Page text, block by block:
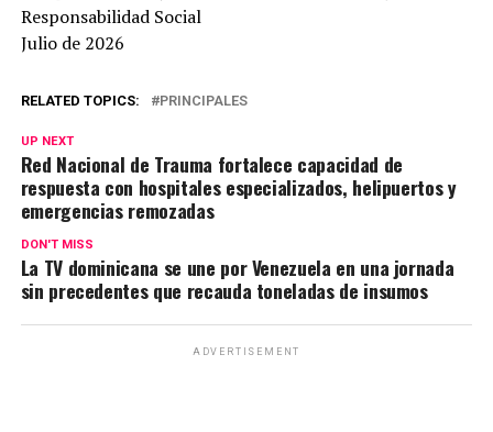
Responsabilidad Social
Julio de 2026
RELATED TOPICS: PRINCIPALES
UP NEXT
Red Nacional de Trauma fortalece capacidad de
respuesta con hospitales especializados, helipuertos y
emergencias remozadas
DON'T MISS
La TV dominicana se une por Venezuela en una jornada
sin precedentes que recauda toneladas de insumos
ADVERTISEMENT